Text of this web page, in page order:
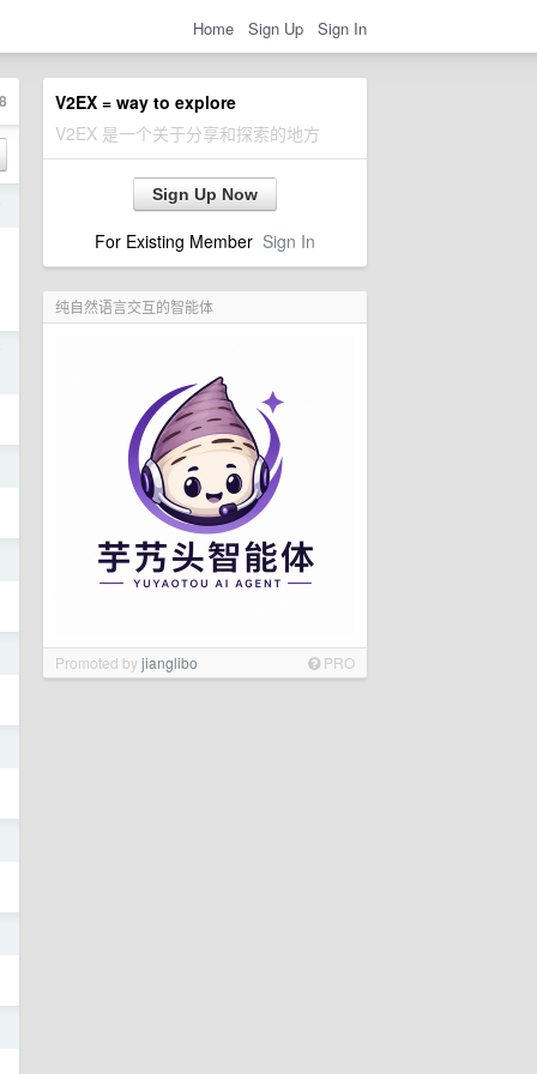
Home Sign Up Sign In
V2EX = way to explore
V2EX 是一个关于分享和探索的地方
Sign Up Now
For Existing Member Sign In
纯自然语言交互的智能体
Promoted byjianglibo PRO